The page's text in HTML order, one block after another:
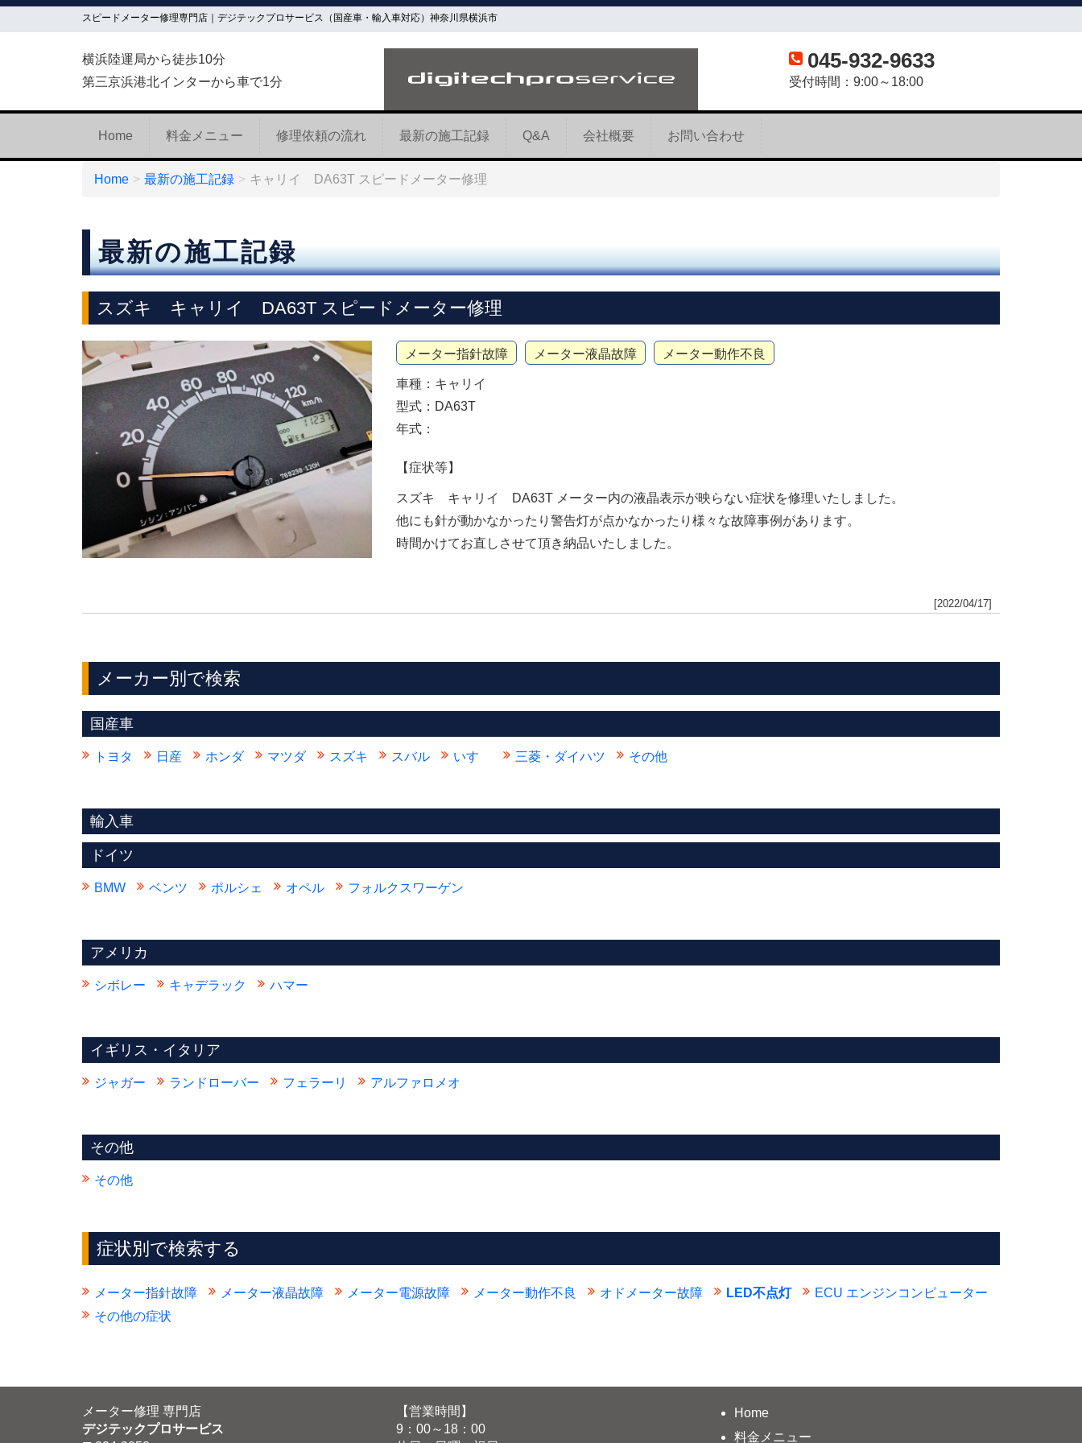
スピードメーター修理専門店｜デジテックプロサービス（国産車・輸入車対応）神奈川県横浜市
横浜陸運局から徒歩10分
第三京浜港北インターから車で1分
045-932-9633
受付時間：9:00～18:00
Home 料金メニュー 修理依頼の流れ 最新の施工記録 Q&A 会社概要 お問い合わせ
Home 最新の施工記録 キャリイ DA63T スピードメーター修理
最新の施工記録
スズキ キャリイ DA63T スピードメーター修理
メーター指針故障 メーター液晶故障 メーター動作不良
車種：キャリイ
型式：DA63T
年式：
【症状等】
スズキ キャリイ DA63T メーター内の液晶表示が映らない症状を修理いたしました。
他にも針が動かなかったり警告灯が点かなかったり様々な故障事例があります。
時間かけてお直しさせて頂き納品いたしました。
[2022/04/17]
メーカー別で検索
国産車
トヨタ 日産 ホンダ マツダ スズキ スバル いすゞ 三菱・ダイハツ その他
輸入車
ドイツ
BMW ベンツ ポルシェ オペル フォルクスワーゲン
アメリカ
シボレー キャデラック ハマー
イギリス・イタリア
ジャガー ランドローバー フェラーリ アルファロメオ
その他
その他
症状別で検索する
メーター指針故障 メーター液晶故障 メーター電源故障 メーター動作不良 オドメーター故障 LED不点灯
ECU エンジンコンピューター
その他の症状
メーター修理 専門店
デジテックプロサービス
【営業時間】
9：00～18：00
Home
料金メニュー